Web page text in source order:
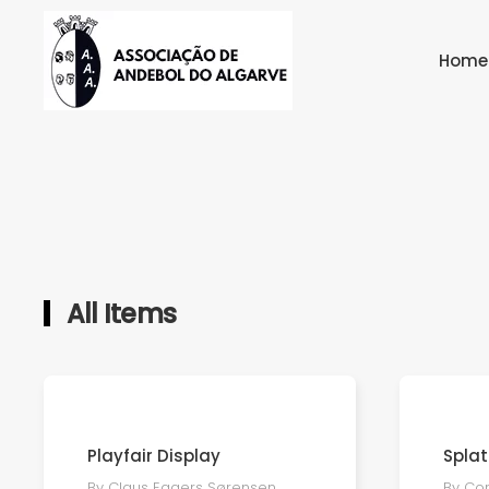
Skip to main content Home
All Items
Playfair Display